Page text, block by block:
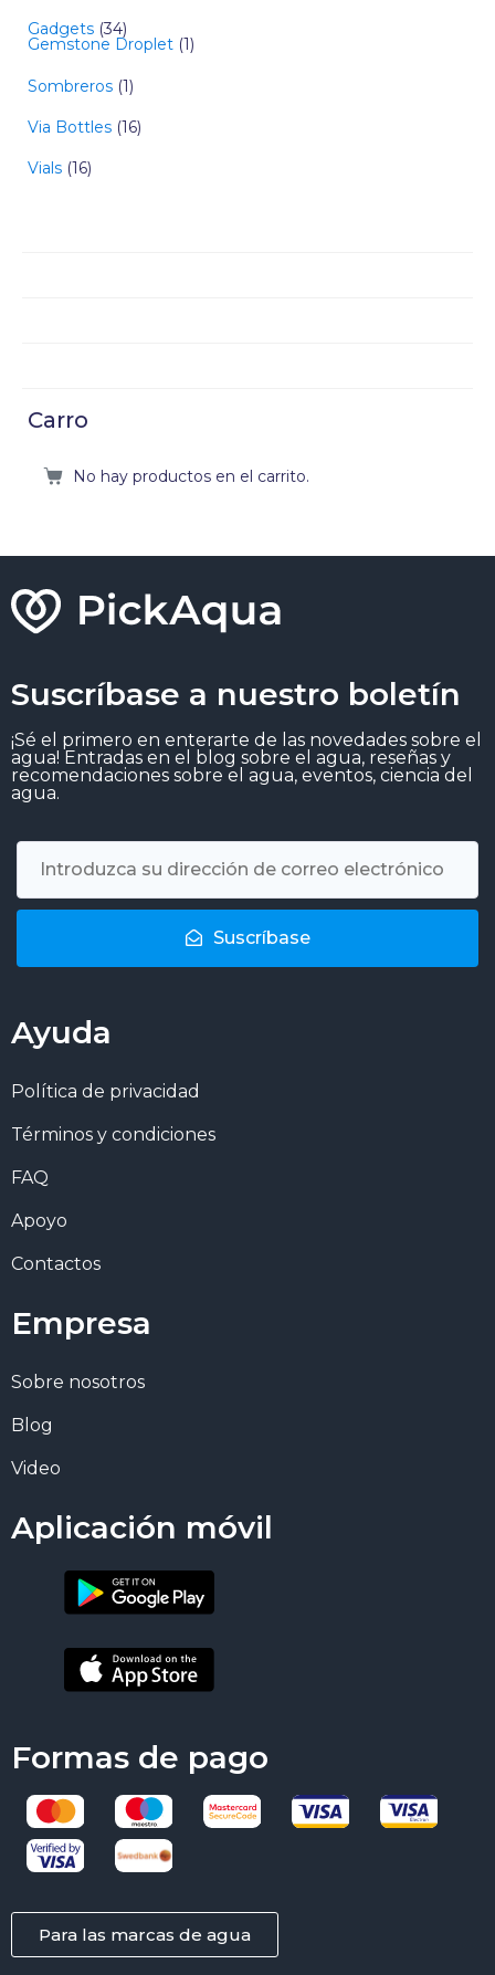
Gadgets 34
Gemstone Droplet 1
Sombreros 1
Via Bottles 16
Vials 16
Carro
No hay productos en el carrito.
Suscríbase a nuestro boletín
¡Sé el primero en enterarte de las novedades sobre el
agua! Entradas en el blog sobre el agua, reseñas y
recomendaciones sobre el agua, eventos, ciencia del
agua.
Suscríbase
Ayuda
Política de privacidad
Términos y condiciones
FAQ
Apoyo
Contactos
Empresa
Sobre nosotros
Blog
Video
Aplicación móvil
Formas de pago
Para las marcas de agua